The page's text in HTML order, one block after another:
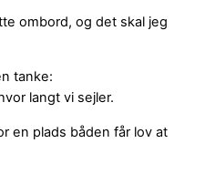
ombord, og det skal jeg
tanke:
langt vi sejler.
en plads båden får lov at